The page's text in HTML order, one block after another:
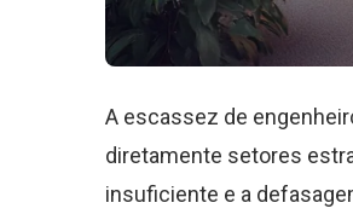
A escassez de
diretamente setores
insuficiente e a